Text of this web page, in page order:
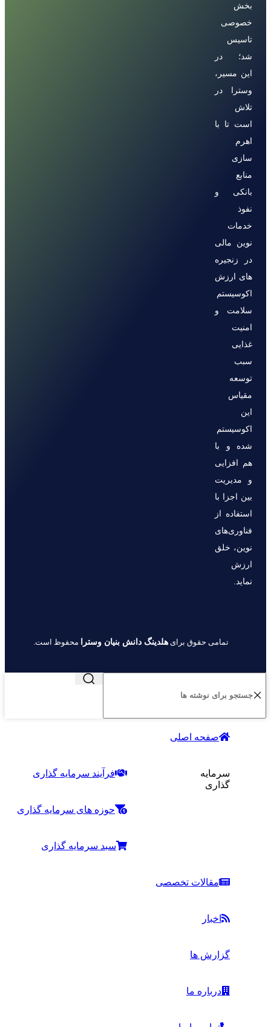
بخش
خصوصی
تاسیس
شد؛ در
این مسیر،
وسترا در
تلاش
است تا با
اهرم
سازی
منابع
بانکی و
نفوذ
خدمات
نوین مالی
در زنجیره
های ارزش
اکوسیستم
سلامت و
امنیت
غذایی
سبب
توسعه
مقیاس
این
اکوسیستم
شده و با
هم افزایی
و مدیریت
بین اجزا با
استفاده از
فناوری‌های
نوین، خلق
ارزش
نماید.
تمامی حقوق برایهلدینگ دانش بنیان وسترا محفوظ است.
صفحه اصلی
سرمایه
گذاری
فرآیند سرمایه گذاری
حوزه های سرمایه گذاری
سبد سرمایه گذاری
مقالات تخصصی
اخبار
گزارش ها
درباره ما